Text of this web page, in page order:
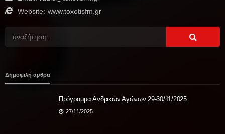
Website: www.toxotisfm.gr
Δημοφιλή άρθρα
Πρόγραμμα Ανδρικών Αγώνων 29-30/11/2025
27/11/2025